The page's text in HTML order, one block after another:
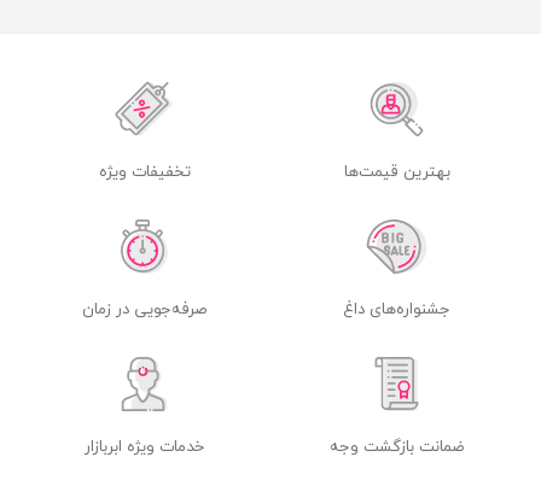
بهترین قیمت‌ها تخفیفات ویژه
جشنواره‌های داغ صرفه‌جویی در زمان
ضمانت بازگشت وجه خدمات ویژه ابربازار